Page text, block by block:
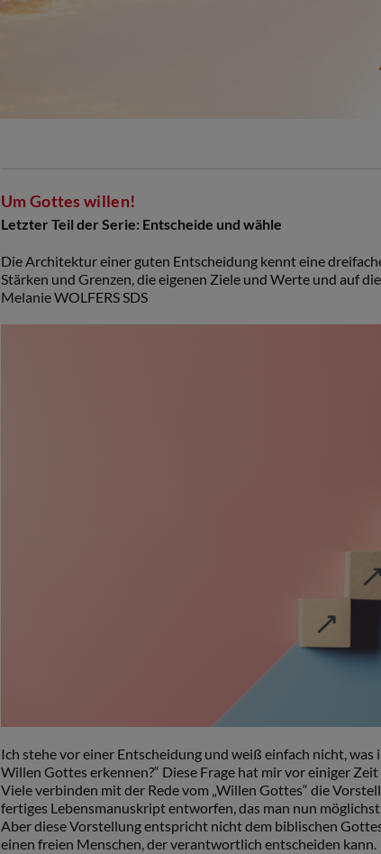
Um Gottes willen!
Letzter Teil der Serie: Entscheide und wähle
Die Architektur einer guten Entscheidung kennt eine
Stärken und Grenzen, die eigenen Ziele und Werte und auf
Melanie WOLFERS SDS
Ich stehe vor einer Entscheidung und weiß einfach nicht, was
Willen Gottes erkennen?“ Diese Frage hat mir vor einiger
Viele verbinden mit der Rede vom „Willen Gottes“ die
fertiges Lebensmanuskript entworfen, das man nun
Aber diese Vorstellung entspricht nicht dem biblischen
einen freien Menschen, der verantwortlich entscheiden kann.